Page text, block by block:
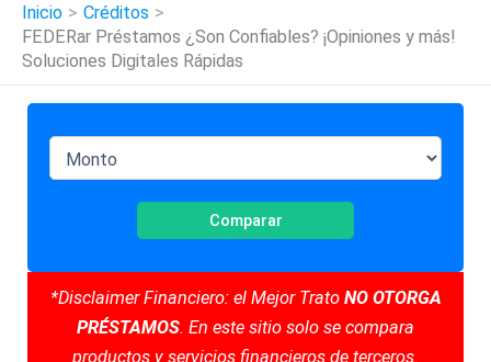
Inicio
Créditos
FEDERar Préstamos ¿Son Confiables? ¡Opiniones y más!
Soluciones Digitales Rápidas
Comparar
*Disclaimer Financiero: el Mejor Trato NO OTORGA
PRÉSTAMOS. En este sitio solo se compara
productos y servicios financieros de terceros.